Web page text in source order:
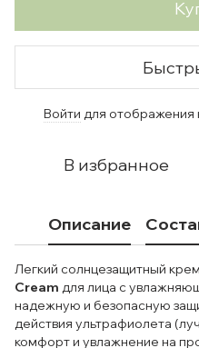
Войти для отображения
В избранное
Описание
Легкий солнцезащитный крем
Cream для лица с
надежную и безопасную
действия ультрафиолета
комфорт и увлажнение на